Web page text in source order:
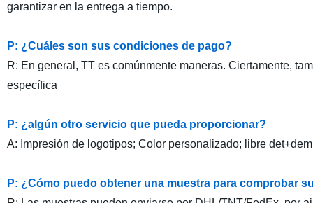
garantizar en la entrega a tiempo.
P: ¿Cuáles son sus condiciones de pago?
R: En general, TT es comúnmente maneras. Ciertamente,
específica
P: ¿algún otro servicio que pueda proporcionar?
A: Impresión de logotipos; Color personalizado; libre
P: ¿Cómo puedo obtener una muestra para comprobar